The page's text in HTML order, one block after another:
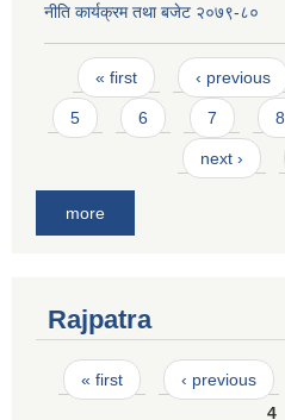
नीति कार्यक्रम तथा बजेट २०७९-८०
Pages
« first ‹ previous
5 6 7 8
next ›
more
Rajpatra
Pages
« first ‹ previous
4